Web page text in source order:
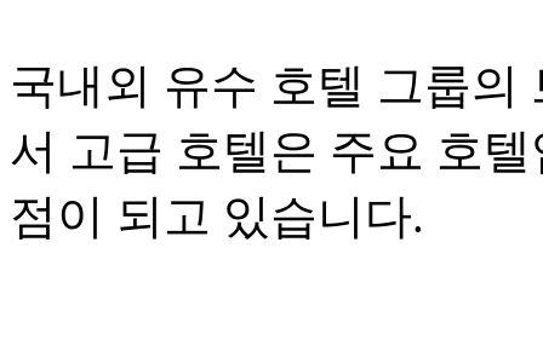
국내외 유수 호텔 그룹의
서 고급 호텔은 주요 호
점이 되고 있습니다.